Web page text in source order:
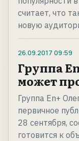
считает, что
новую
26.09.2017 09:59
Группа
может
Группа En+
первичное
28 сентября,
готовится к